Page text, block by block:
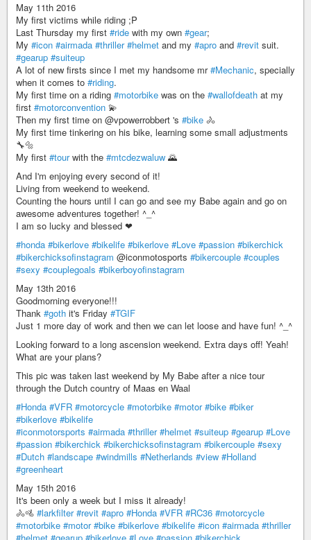
May 11th 2016
My first victims while riding ;P
Last Thursday my first #ride with my own #gear;
My #icon #airmada #thriller #helmet and my #apro and #revit suit.
#gearup #suiteup
A lot of new firsts since I met my handsome mr#Mechanic, specially
when it comes to #riding.
My first time on a riding #motorbike was on the #wallofdeath at my
first #motorconvention 💫
Then my first time on @vpowerrobbert 's #bike 🚴
My first time tinkering on his bike, learning some small adjustments
🔧🔩
My first #tourwith the #mtcdezwaluw 🌄
And I'm enjoying every second of it!
Living from weekend to weekend.
Counting the hours until I can go and see my Babe again and go on
awesome adventures together! ^_^
I am so lucky and blessed ❤
#honda #bikerlove #bikelife #bikerlove #Love #passion #bikerchick
#bikerchicksofinstagram @iconmotosports #bikercouple #couples
#sexy #couplegoals #bikerboyofinstagram
May 13th 2016
Goodmorning everyone!!!
Thank #goth it's Friday #TGIF
Just 1 more day of work and then we can let loose and have fun! ^_^
Looking forward to a long ascension weekend. Extra days off! Yeah!
What are your plans?
This pic was taken last weekend by My Babe after a nice tour
through the Dutch country of Maas en Waal
#Honda #VFR #motorcycle #motorbike #motor #bike #biker
#bikerlove #bikelife
#iconmotorsports #airmada #thriller #helmet #suiteup #gearup #Love
#passion #bikerchick #bikerchicksofinstagram #bikercouple #sexy
#Dutch #landscape #windmills #Netherlands #view #Holland
#greenheart
May 15th 2016
It's been only a week but I miss it already!
🚴🚵 #larkfilter #revit #apro #Honda #VFR #RC36 #motorcycle
#motorbike #motor #bike #bikerlove #bikelife #icon #airmada #thriller